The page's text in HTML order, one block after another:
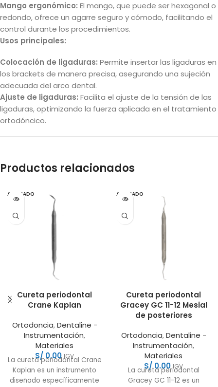
Mango ergonómico: El mango, que puede ser hexagonal o
redondo, ofrece un agarre seguro y cómodo, facilitando el
control durante los procedimientos.
Usos principales:
Colocación de ligaduras: Permite insertar las ligaduras en
los brackets de manera precisa, asegurando una sujeción
adecuada del arco dental.
Ajuste de ligaduras: Facilita el ajuste de la tensión de las
ligaduras, optimizando la fuerza aplicada en el tratamiento
ortodóncico.
Productos relacionados
AGOTADO
Cureta periodontal
Crane Kaplan
Ortodoncia,Dentaline -
Instrumentación,
Materiales
S/ 0.00 IGV
La cureta periodontal Crane
Kaplan es un instrumento
diseñado específicamente
AGOTADO
Cureta periodontal
Gracey GC 11-12 Mesial
de posteriores
Ortodoncia,Dentaline -
Instrumentación,
Materiales
S/0.00 IGV
La cureta periodontal
Gracey GC 11-12 es un